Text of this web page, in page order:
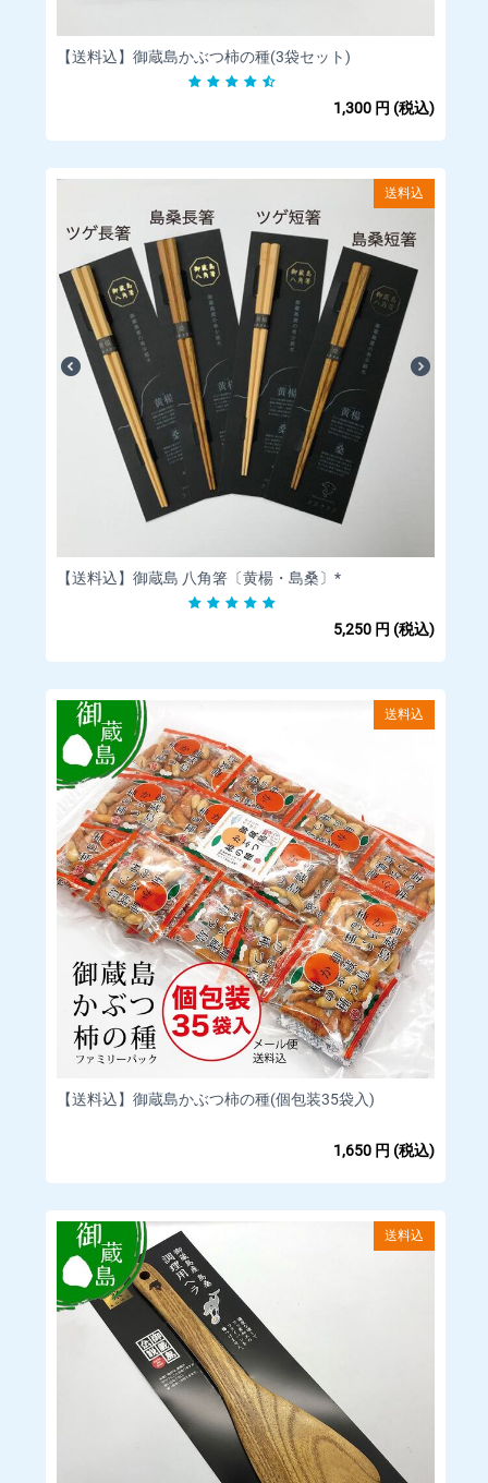
□業者 日本郵便 クリックポストでの発送、郵便受での受け取り
になります。
□商品発送のタイミング ご注文確認後、2営業日内に発送いたし
□海外配送について 当店は海外への発送を行っていません。
送料込みです。送料は、商品価格に含まれています。
■お支払いについて
□取扱カード Visa/MasterCard/JCB/Discover/AmericanExpress/
DinersClub
※すべて 1 回払いのみ承ります。
分割払い、ボーナス払い、リボ払いでのお支払いはできかね
ますのであらかじめご了 承ください。
※料金は商品購入時に決済されます。
ご注文の際にお客様の本人確認(電話確認等)をお願いする場合も
ん。
システム上、クレジットカード利用控えは発行しておりませ
■キャンセルや返品・返金について
当店では商品に欠陥がある場合を除
き、返品・返金は行っておりませ
ん。
□お客様都合によるキャンセル(商品発送前)
【対応条件】商品発送前であれば、キャンセルを承ります。
【キャンセル方法】マイページの「注文」をクリックいただ
き、「ショップ管理者に連絡」もしくはメッセージタブよりご
連絡下さい。
【返金方法】クレジットカードの決済は当店にて決済の取消を
詳細についてはご利用のカード会社へお問い合わせくださ
っておりません。
あらかじめご了承ください。
初期不良など商品に不具合があった場合は下記をご覧くださ
□商品等の不具合による返金
【対応条件】商品の使用有無にかかわらず、対応期間内に電話
もしくはメールにてご連絡いただいたもののみ原則対応しま
【対応期間】商品到着後 7 日以内にご連絡いただいた場合
【送料込】御蔵島かぶつ柿の種(3袋セット)
1,300 円 (税込)
送料込
【送料込】御蔵島 八角箸〔黄楊・島桑〕*
5,250 円 (税込)
送料込
【送料込】御蔵島かぶつ柿の種(個包装35袋入)
1,650 円 (税込)
送料込